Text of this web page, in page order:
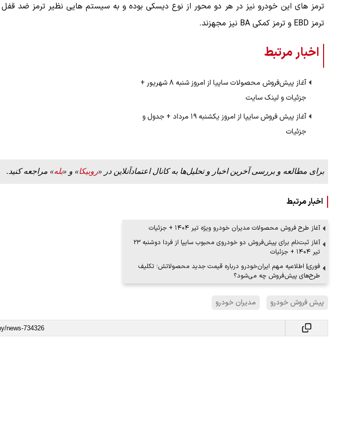
ترمز EBD و ترمز کمکی BA نیز مجهزند.
اخبار مرتبط
آغاز پیش‌فروش محصولات ساپیا از امروز شنبه ۸ شهریور +
جزئیات و لینک سایت
آغاز پیش فروش سایپا از امروز یکشنبه ۱۹ مرداد + جدول و
جزئیات
برای مطالعه و بررسی آخرین اخبار و تحلیل‌ها به کانال اعتمادآنلاین در «روبیکا» و «بله» مراجعه کنید.
اخبار مرتبط
آغاز طرح فروش محصولات مدیران خودرو ویژه تیر ۱۴۰۴ + جزئیات
آغاز ثبت‌نام برای پیش‌فروش دو خودروی محبوب سایپا از فردا دوشنبه ۲۳
تیر ۱۴۰۴ + جزئیات
فوری| اطلاعیه مهم ایران‌خودرو درباره قیمت جدید محصولاتش؛ تکلیف
طرح‌های پیش‌فروش چه می‌شود؟
پیش فروش خودرو مدیران خودرو
به عادل
ببینید| روایت رئیس جمهور از لحظه حمله به بیت
رهبری